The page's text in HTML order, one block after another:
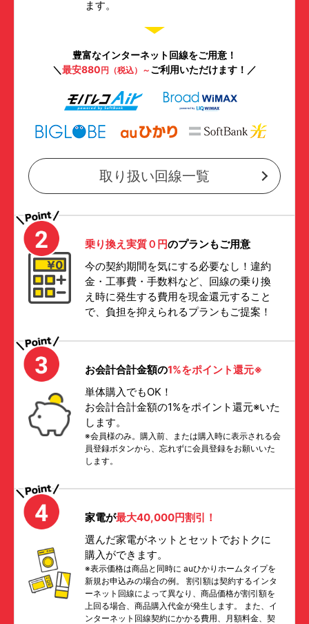
ます。
豊富なインターネット回線をご用意！
＼最安880円（税込）～ ご利用いただけます！／
取り扱い回線一覧
乗り換え実質０円のプランもご用意
今の契約期間を気にする必要なし！違約
金・工事費・手数料など、回線の乗り換
え時に発生する費用を現金還元すること
で、負担を抑えられるプランもご提案！
お会計合計金額の1%をポイント還元※
単体購入でもOK！
お会計合計金額の1%をポイント還元※いた
します。
※会員様のみ。購入前、または購入時に表示される会
員登録ボタンから、忘れずに会員登録をお願いいた
します。
家電が最大40,000円割引！
選んだ家電がネットとセットでおトクに
購入ができます。
※表示価格は商品と同時に auひかりホームタイプを
新規お申込みの場合の例。 割引額は契約するインタ
ーネット回線によって異なり、商品価格が割引額を
上回る場合、商品購入代金が発生します。 また、イ
ンターネット回線契約にかかる費用、月額料金、契